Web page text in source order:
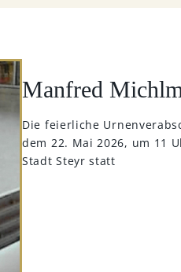
Manfred
Die feierliche
dem 22. Mai 2026, um 11
Stadt Steyr statt